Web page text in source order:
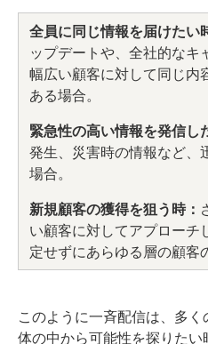
全員に同じ情報を届けたい
ップデートや、全社的なキ
幅広い顧客に対して同じ内
ある場合。
緊急性の高い情報を発信し
発生、災害時の情報など、
場合。
新規顧客の獲得を狙う時：
い顧客に対してアプローチ
定せずにあらゆる層の顧客
このように一斉配信は、多
体の中から可能性を探りたい